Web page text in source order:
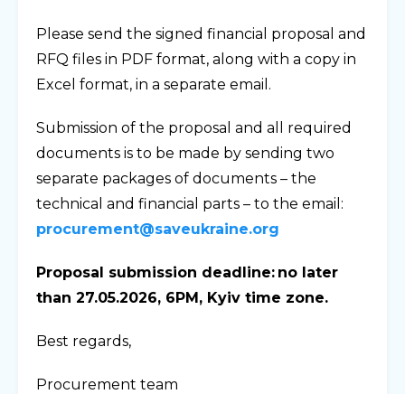
Please send the signed financial proposal and
RFQ files in PDF format, along with a copy in
Excel format, in a separate email.
Submission of the proposal and all required
documents is to be made by sending two
separate packages of documents – t he
technical and financial parts – to the email:
procurement@saveukraine.org
Proposal submission deadline: no later
than 27.05.2026, 6PM, Kyiv time zone.
Best regards,
Procurement team